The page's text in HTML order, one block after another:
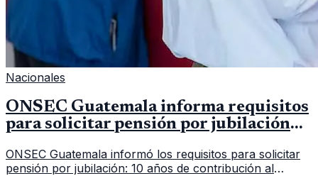
Nacionales
ONSEC Guatemala informa requisitos
para solicitar pensión por jubilación
ONSEC Guatemala informó los requisitos para solicitar
pensión por jubilación: 10 años de contribución al